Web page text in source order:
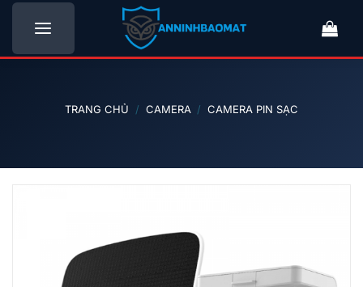
Bỏ
nội
TRANG CHỦ / CAMERA / CAMERA PIN SẠC